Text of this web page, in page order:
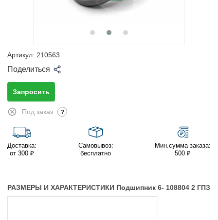
Артикул: 210563
Поделиться
Запросить
Под заказ ?
Доставка:
от 300 ₽
Самовывоз:
бесплатно
Мин.сумма заказа:
500 ₽
РАЗМЕРЫ И ХАРАКТЕРИСТИКИ Подшипник 6- 108804 2 ГПЗ